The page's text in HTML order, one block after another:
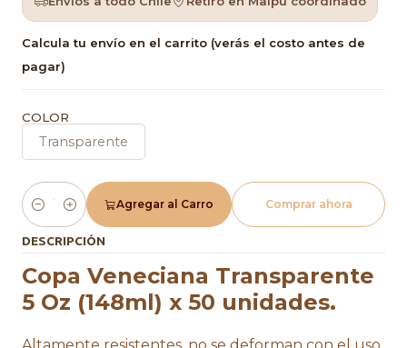
Calcula tu envío en el carrito (verás el costo antes de
pagar)
COLOR
Transparente
Cantidad
Agregar al Carro Comprar ahora
DESCRIPCIÓN
Copa Veneciana Transparente
5 Oz (148ml) x 50 unidades.